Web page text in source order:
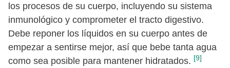
los procesos de su cuerpo, incluyendo su sistema
inmunológico y comprometer el tracto digestivo.
Debe reponer los líquidos en su cuerpo antes de
empezar a sentirse mejor, así que bebe tanta agua
como sea posible para mantener hidratados. [9]